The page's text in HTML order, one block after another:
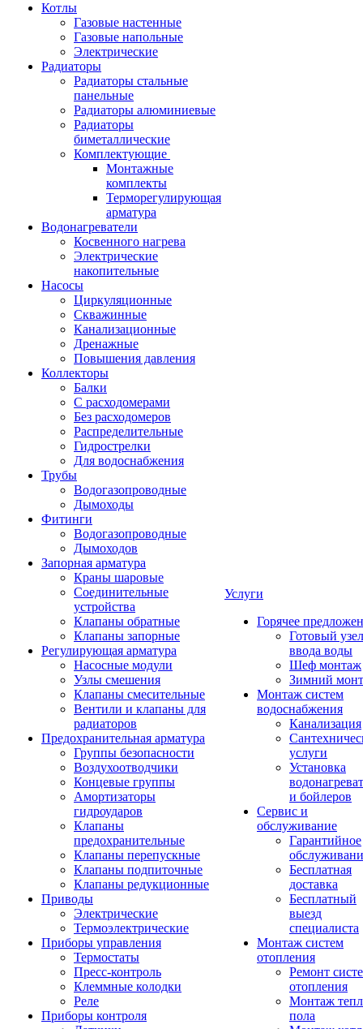
Котлы
Газовые настенные
Газовые напольные
Электрические
Радиаторы
Радиаторы стальные
панельные
Радиаторы алюминиевые
Радиаторы
биметаллические
Комплектующие
Монтажные
комплекты
Терморегулирующая
арматура
Водонагреватели
Косвенного нагрева
Электрические
накопительные
Насосы
Циркуляционные
Скважинные
Канализационные
Дренажные
Повышения давления
Коллекторы
Балки
С расходомерами
Без расходомеров
Распределительные
Гидрострелки
Для водоснабжения
Трубы
Водогазопроводные
Дымоходы
Фитинги
Водогазопроводные
Дымоходов
Запорная арматура
Краны шаровые
Соединительные
устройства
Клапаны обратные
Клапаны запорные
Регулирующая арматура
Насосные модули
Узлы смешения
Клапаны смесительные
Вентили и клапаны для
радиаторов
Предохранительная арматура
Группы безопасности
Воздухоотводчики
Концевые группы
Амортизаторы
гидроударов
Клапаны
предохранительные
Клапаны перепускные
Клапаны подпиточные
Клапаны редукционные
Приводы
Электрические
Термоэлектрические
Приборы управления
Термостаты
Пресс-контроль
Клеммные колодки
Реле
Приборы контроля
Услуги
Горячее
Готовый узел
ввода воды
Шеф монтаж
Зимний
Монтаж систем
водоснабжения
Канализация
услуги
Установка
и бойлеров
Сервис и
обслуживание
Гарантийное
Бесплатная
доставка
Бесплатный
выезд
специалиста
Монтаж систем
отопления
Ремонт
отопления
Монтаж
пола